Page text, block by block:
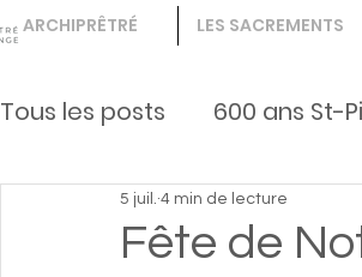
ARCHIPRÊTRÉ LES SACREMENTS
Tous les posts 600 ans St-
Vie fraternelle enfants,
Fête de
5 juil. 4 min de lecture